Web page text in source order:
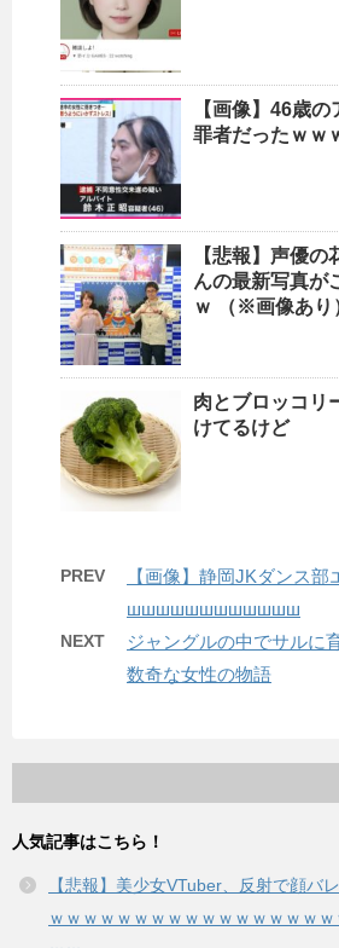
【画像】46歳
罪者だったｗｗ
【悲報】声優の
んの最新写真が
ｗ （※画像あり
肉とブロッコリ
けてるけど
PREV
【画像】静岡JKダンス部
шшшшшшшшшшшш
NEXT
ジャングルの中でサルに
数奇な女性の物語
人気記事はこちら！
【悲報】美少女VTuber、反射で顔バ
ｗｗｗｗｗｗｗｗｗｗｗｗｗｗｗｗ